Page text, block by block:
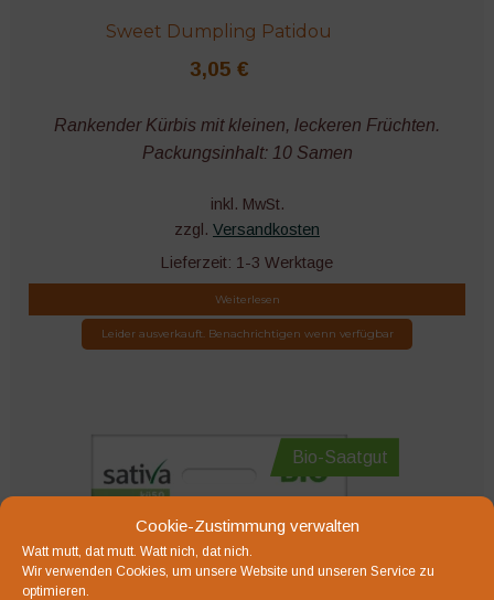
Cookie-Zustimmung verwalten
Watt mutt, dat mutt. Watt nich, dat nich.
Wir verwenden Cookies, um unsere Website und unseren Service zu
optimieren.
Sweet Dumpling Patidou
3,05 €
Rankender Kürbis mit kleinen, leckeren Früchten.
Packungsinhalt: 10 Samen
inkl. MwSt.
zzgl. Versandkosten
Lieferzeit: 1-3 Werktage
Weiterlesen
Leider ausverkauft. Benachrichtigen wenn verfügbar
Bio-Saatgut